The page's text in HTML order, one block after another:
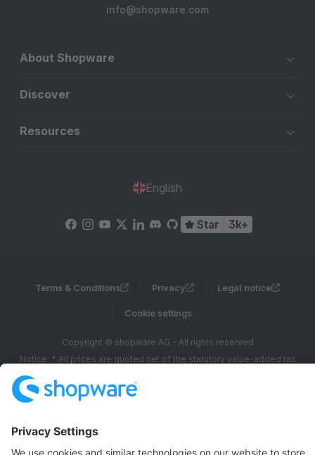
info@shopware.com
About Shopware
Discover
Resources
English
Star 3k+
Terms & Conditions Privacy Legal notice
Cookie settings
Copyright © shopware AG - All rights reserved
Notice: * All prices are quoted net of the statutory value-added tax